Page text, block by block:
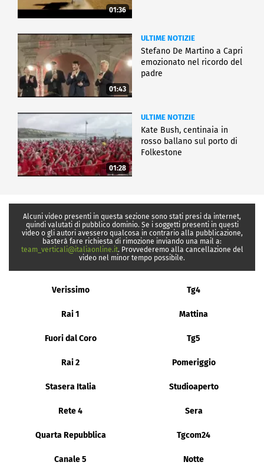
01:36
01:43
ULTIME NOTIZIE
Stefano De Martino a Capri
emozionato nel ricordo del
padre
01:28
ULTIME NOTIZIE
Kate Bush, centinaia in
rosso ballano sul porto di
Folkestone
Alcuni video presenti in questa sezione sono stati presi da internet,
quindi valutati di pubblico dominio. Se i soggetti presenti in questi
video o gli autori avessero qualcosa in contrario alla pubblicazione,
basterà fare richiesta di rimozione inviando una mail a:
team_verticali@italiaonline.it. Provvederemo alla cancellazione del
video nel minor tempo possibile.
Verissimo Tg4
Rai 1 Mattina
Fuori dal Coro Tg5
Rai 2 Pomeriggio
Stasera Italia Studioaperto
Rete 4 Sera
Quarta Repubblica Tgcom24
Canale 5 Notte